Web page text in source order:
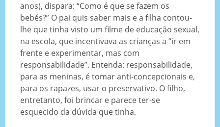
anos), dispara: “Como é que se fazem os
bebés?” O pai quis saber mais e a filha contou-
lhe que tinha visto um filme de educação sexual,
na escola, que incentivava as crianças a “ir em
frente e experimentar, mas com
responsabilidade”. Entenda: responsabilidade,
para as meninas, é tomar anti-concepcionais e,
para os rapazes, usar o preservativo. O filho,
entretanto, foi brincar e parece ter-se
esquecido da dúvida que tinha.